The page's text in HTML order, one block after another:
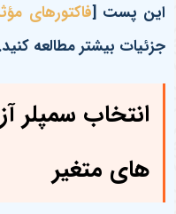
این پست [فاکتورهای
جزئیات بیشتر مطالعه کنید.
انتخاب سمپلر
های متغیر